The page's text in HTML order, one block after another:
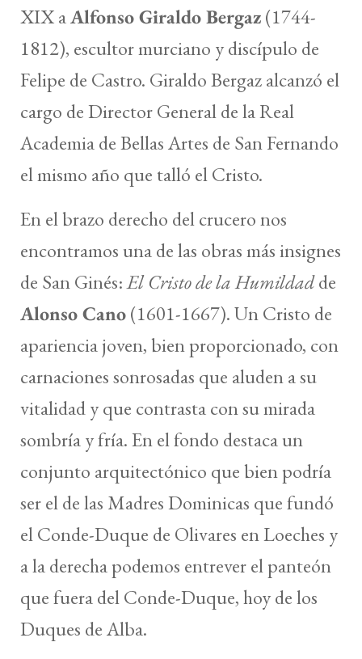
XIX aAlfonso Giraldo Bergaz(1744-
1812), escultor murciano y discípulo de
Felipe de Castro. Giraldo Bergaz alcanzó el
cargo de Director General de la Real
Academia de Bellas Artes de San Fernando
el mismo año que talló el Cristo.
En el brazo derecho del crucero nos
encontramos una de las obras más insignes
de San Ginés:El Cristo de la Humildadde
Alonso Cano(1601-1667). Un Cristo de
apariencia joven, bien proporcionado, con
carnaciones sonrosadas que aluden a su
vitalidad y que contrasta con su mirada
sombría y fría. En el fondo destaca un
conjunto arquitectónico que bien podría
ser el de las Madres Dominicas que fundó
el Conde-Duque de Olivares en Loeches y
a la derecha podemos entrever el panteón
que fuera del Conde-Duque, hoy de los
Duques de Alba.